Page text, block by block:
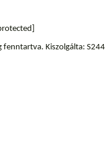
fenntartva. Kiszolgálta: S244